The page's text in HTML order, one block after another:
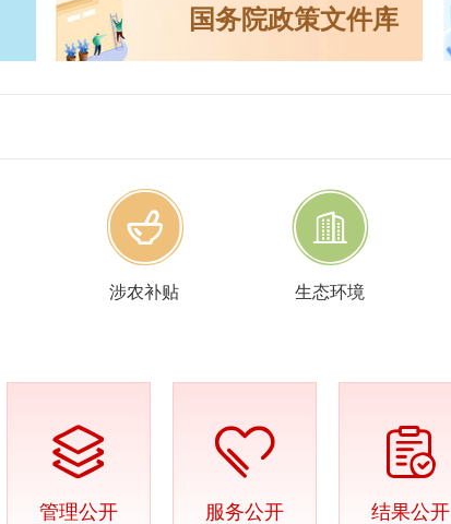
国务院政策文件库
涉农补贴 生态环境
管理公开 服务公开 结果公开